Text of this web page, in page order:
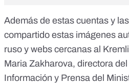
Además de estas cuentas y
compartido estas imágenes
ruso y webs cercanas al
Maria Zakharova, directora
Información y Prensa del